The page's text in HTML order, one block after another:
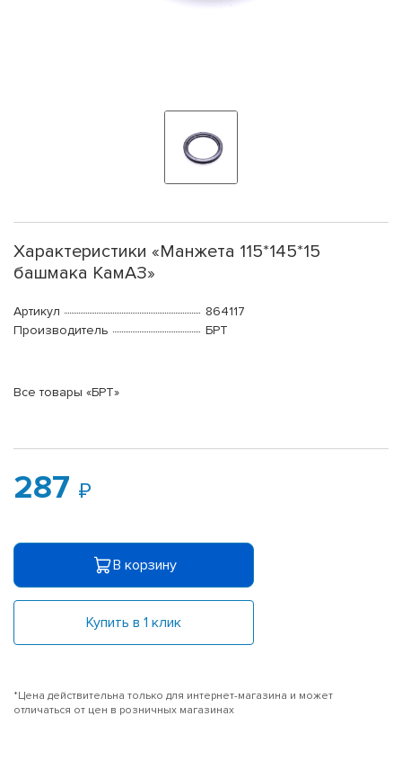
Характеристики «Манжета 115*145*15
башмака КамАЗ»
Артикул
864117
Производитель
БРТ
Все товары «БРТ»
287
В корзину
Купить в 1 клик
*Цена действительна только для интернет-магазина и может
отличаться от цен в розничных магазинах